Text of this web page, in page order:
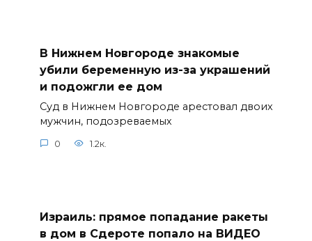
В Нижнем Новгороде знакомые
убили беременную из-за украшений
и подожгли ее дом
Суд в Нижнем Новгороде арестовал двоих
мужчин, подозреваемых
0 1.2к.
Израиль: прямое попадание ракеты
в дом в Сдероте попало на ВИДЕО